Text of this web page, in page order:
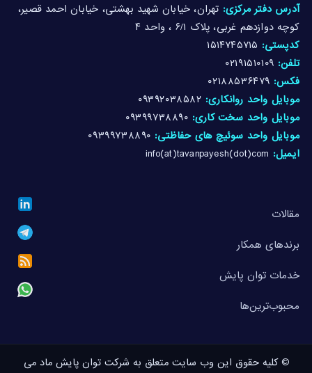
مقالات
برندهای همکار
خدمات توان پایش
محبوب‌ترین‌ها
آدرس دفتر مرکزی: تهران، خیابان شهید بهشتی، خیابان احمد قصیر،
کوچه دوازدهم غربی، پلاک ۶/۱ ، واحد ۴
کدپستی: ۱۵۱۴۷۴۵۷۱۵
تلفن: ۰۲۱۹۱۵۱۰۱۰۹
فکس: ۰۲۱۸۸۵۳۶۴۷۹
موبایل واحد روانکاری: ۰۹۳۹۲۰۳۸۵۸۲
موبایل واحد سخت کاری: ۰۹۳۹۹۷۳۸۸۹۰
موبایل واحد سوئیچ های حفاظتی: ۰۹۳۹۹۷۳۸۸۹۰
ایمیل: info(at)tavanpayesh(dot)com
© کلیه حقوق این وب سایت متعلق به شرکت توان پایش ماد می